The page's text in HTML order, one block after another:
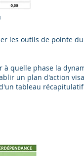
les outils de pointe
à quelle phase la
un plan d'action
tableau récapitulatif